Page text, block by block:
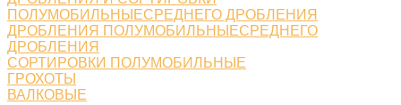
ПОЛУМОБИЛЬНЫЕСРЕДНЕГО ДРОБЛЕНИЯ
ДРОБЛЕНИЯ ПОЛУМОБИЛЬНЫЕСРЕДНЕГО
ДРОБЛЕНИЯ
СОРТИРОВКИ ПОЛУМОБИЛЬНЫЕ
ГРОХОТЫ
ВАЛКОВЫЕ